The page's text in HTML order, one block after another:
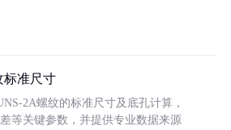
标准尺寸
2A螺纹的标准尺寸及底孔计算，
等关键参数，并提供专业数据来源